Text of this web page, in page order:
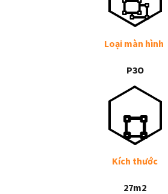
Loại màn hình
P3O
Kích thước
27m2